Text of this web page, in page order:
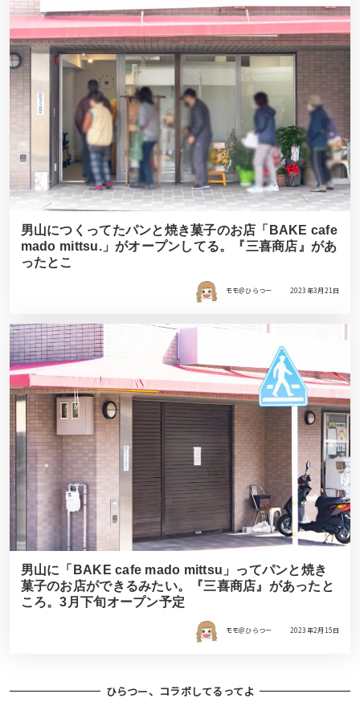
男山につくってたパンと焼き菓子のお店「BAKE cafe
mado mittsu.」がオープンしてる。『三喜商店』があ
ったとこ
モモ＠ひらつー 2023年3月21日
男山に「BAKE cafe mado mittsu」ってパンと焼き
菓子のお店ができるみたい。『三喜商店』があったと
ころ。3月下旬オープン予定
モモ＠ひらつー 2023年2月15日
ひらつー、コラボしてるってよ